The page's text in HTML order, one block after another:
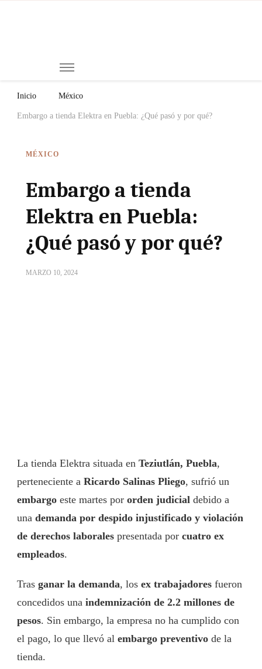
Inicio México
Embargo a tienda Elektra en Puebla: ¿Qué pasó y por qué?
MÉXICO
Embargo a tienda
Elektra en Puebla:
¿Qué pasó y por qué?
MARZO 10, 2024
La tienda Elektra situada en Teziutlán, Puebla,
perteneciente a Ricardo Salinas Pliego, sufrió un
embargo este martes por orden judicial debido a
una demanda por despido injustificado y violación
de derechos laborales presentada por cuatro ex
empleados.
Tras ganar la demanda, los ex trabajadores fueron
concedidos una indemnización de 2.2 millones de
pesos. Sin embargo, la empresa no ha cumplido con
el pago, lo que llevó al embargo preventivo de la
tienda.